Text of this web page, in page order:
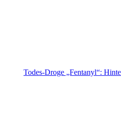
Todes-Droge „Fentanyl“: